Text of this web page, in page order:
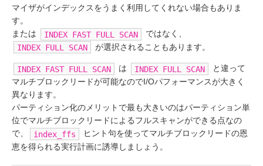
マイザがインデックスをうまく利用してくれない場合もありま
す。
または
INDEX FAST FULL SCAN
ではなく、
INDEX FULL SCAN
が選択されることもあります。
INDEX FAST FULL SCAN は INDEX FULL SCAN
と違って
マルチブロックリードが可能なのでI/Oパフォーマンスが大きく
異なります。
パーティション化のメリットで最も大きいのはパーティション単
位でマルチブロックリードによるフルスキャンができる点なの
で、
index_ffs
ヒント句を使ってマルチブロックリードの恩
恵を得られる実行計画に誘導しましょう。